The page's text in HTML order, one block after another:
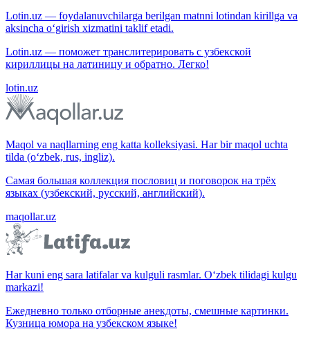
Lotin.uz — foydalanuvchilarga berilgan matnni lotindan kirillga va
aksincha o‘girish xizmatini taklif etadi.
Lotin.uz — поможет транслитерировать с узбекской
кириллицы на латиницу и обратно. Легко!
lotin.uz
Maqol va naqllarning eng katta kolleksiyasi. Har bir maqol uchta
tilda (o‘zbek, rus, ingliz).
Самая большая коллекция пословиц и поговорок на трёх
языках (узбекский, русский, английский).
maqollar.uz
Har kuni eng sara latifalar va kulguli rasmlar. O‘zbek tilidagi kulgu
markazi!
Ежедневно только отборные анекдоты, смешные картинки.
Кузница юмора на узбекском языке!